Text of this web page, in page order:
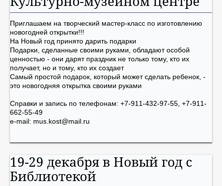
Приглашаем на творческий мастер-класс по изготовлению
новогодней открытки!!!
На Новый год принято дарить подарки
Подарки, сделанные своими руками, обладают особой
ценностью - они дарят праздник не только тому, кто их
получает, но и тому, кто их создает
Самый простой подарок, который может сделать ребенок, -
это новогодняя открытка своими руками
Справки и запись по телефонам: +7-911-432-97-55, +7-911-
662-55-49
e-mail: mus.kost@mail.ru
19-29 декабря в Новый год с
Библиотекой